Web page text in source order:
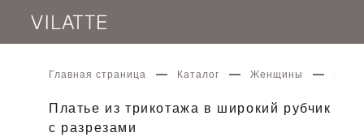
Главная страница Каталог Женщины
Платье из трикотажа в широкий рубчик
с разрезами